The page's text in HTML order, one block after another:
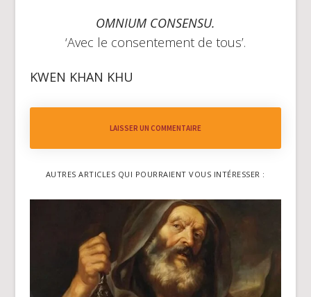
OMNIUM CONSENSU.
‘Avec le consentement de tous’.
KWEN KHAN KHU
LAISSER UN COMMENTAIRE
AUTRES ARTICLES QUI POURRAIENT VOUS INTÉRESSER :